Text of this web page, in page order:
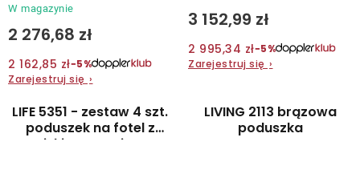
W magazynie
2 276,68 zł
2 162,85 zł−5%
Zarejestruj się ›
3 152,99 zł
2 995,34 zł−5%
Zarejestruj się ›
LIFE 5351 - zestaw 4 szt.
poduszek na fotel z
niskim oparciem
LIVING 2113 brązowa
poduszka